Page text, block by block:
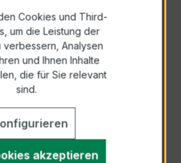
hinzufügen
telefonisch
PDF exportieren
Cookies und Third-
um die Leistung der
verbessern, Analysen
und Ihnen Inhalte
die für Sie relevant
sind.
akzeptieren